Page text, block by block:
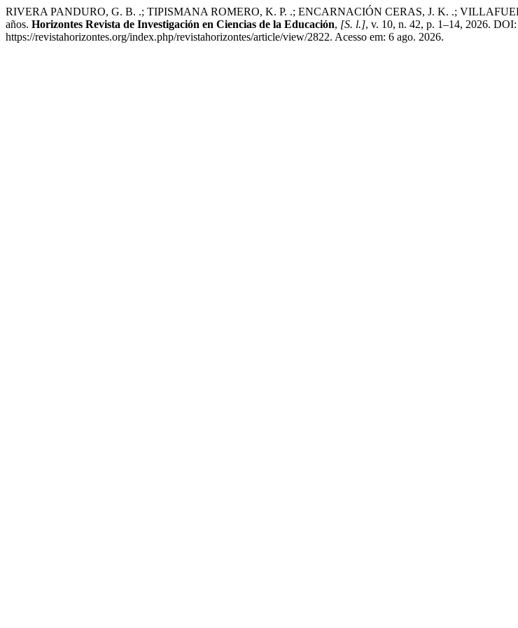
RIVERA PANDURO, G. B. .; TIPISMANA ROMERO, K. P. .; ENCARNACIÓN CERAS, J. K. .;
años. Horizontes Revista de Investigación en Ciencias de la Educación, [S. l.], v. 10, n. 42, p. 1–14, 2026.
https://revistahorizontes.org/index.php/revistahorizontes/article/view/2822. Acesso em: 6 ago. 2026.